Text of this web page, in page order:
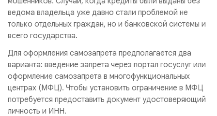
ведома владельца уже давно стали проблемой не
только отдельных граждан, но и банковской системы и
всего государства.
Для оформления самозапрета предполагается два
варианта: введение запрета через портал госуслуг или
оформление самозапрета в многофункциональных
центрах (МФЦ). Чтобы установить ограничение в МФЦ
потребуется предоставить документ удостоверяющий
личность и ИНН.